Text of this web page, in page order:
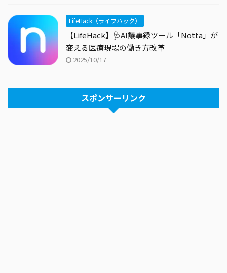
LifeHack（ライフハック）
【LifeHack】🩺AI議事録ツール「Notta」が
変える医療現場の働き方改革
2025/10/17
スポンサーリンク